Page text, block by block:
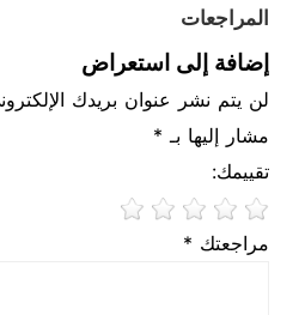
المراجعات
إضافة إلى استعراض
لن يتم نشر عنوان بريدك
مشار إليها بـ *
تقييمك:
مراجعتك *